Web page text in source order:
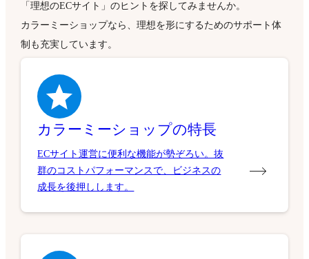
「理想のECサイト」のヒントを探してみませんか。
カラーミーショップなら、理想を形にするためのサポート体
制も充実しています。
カラーミーショップの特長
ECサイト運営に便利な機能が勢ぞろい。抜
群のコストパフォーマンスで、ビジネスの
成長を後押しします。